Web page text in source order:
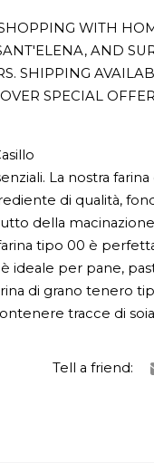
WITH
AND
SHIPPING
SPECIAL
La nostra
di qualità,
della
tipo 00 è
ideale per pane,
di grano tenero
tracce di soia
Tell a friend: